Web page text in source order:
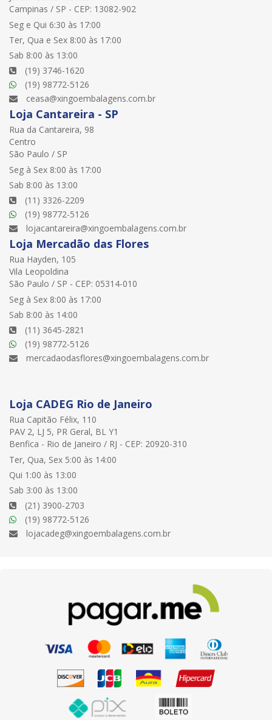
Campinas / SP - CEP: 13082-902
Seg e Qui 6:30 às 17:00
Ter, Qua e Sex 8:00 às 17:00
Sab 8:00 às 13:00
(19) 3746-1620
(19) 98772-5126
ceasa@xingoembalagens.com.br
Loja Cantareira - SP
Rua da Cantareira, 98
Centro
São Paulo / SP
Seg à Sex 8:00 às 17:00
Sab 8:00 às 13:00
(11) 3326-2209
(19) 98772-5126
lojacantareira@xingoembalagens.com.br
Loja Mercadão das Flores
Rua Hayden, 105
Vila Leopoldina
São Paulo / SP - CEP: 05314-010
Seg à Sex 8:00 às 17:00
Sab 8:00 às 14:00
(11) 3645-2821
(19) 98772-5126
mercadaodasflores@xingoembalagens.com.br
Loja CADEG Rio de Janeiro
Rua Capitão Félix, 110
PAV 2, LJ 5, PR Geral, BL Y1
Benfica - Rio de Janeiro / RJ - CEP: 20920-310
Ter, Qua, Sex 5:00 às 14:00
Qui 1:00 às 13:00
Sab 3:00 às 13:00
(21) 3900-2703
(19) 98772-5126
lojacadeg@xingoembalagens.com.br